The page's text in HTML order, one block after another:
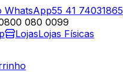
WhatsApp55 41 74031865
080 0099
LojasLojas Físicas